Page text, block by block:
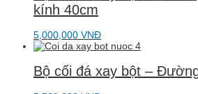
kính 40cm
5,000,000 VNĐ
Bộ cối đá xay bột –